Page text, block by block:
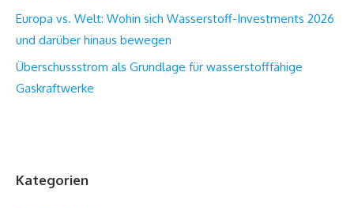
Europa vs. Welt: Wohin sich Wasserstoff-Investments 2026
und darüber hinaus bewegen
Überschussstrom als Grundlage für wasserstofffähige
Gaskraftwerke
Kategorien